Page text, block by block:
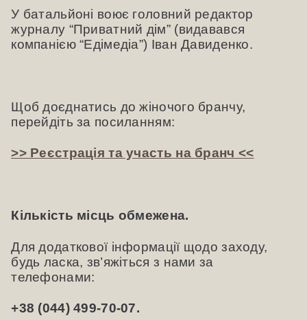
У батальйоні воює головний редактор
журналу “Приватний дім” (видавався
компанією “Едімедіа”) Іван Давиденко.
Щоб доєднатись до жіночого бранчу,
перейдіть за посиланням:
>> Реєстрація та участь на бранч <<
Кількість місць обмежена.
Для додаткової інформації щодо заходу,
будь ласка, зв’яжіться з нами за
телефонами:
+38 (044) 499-70-07.